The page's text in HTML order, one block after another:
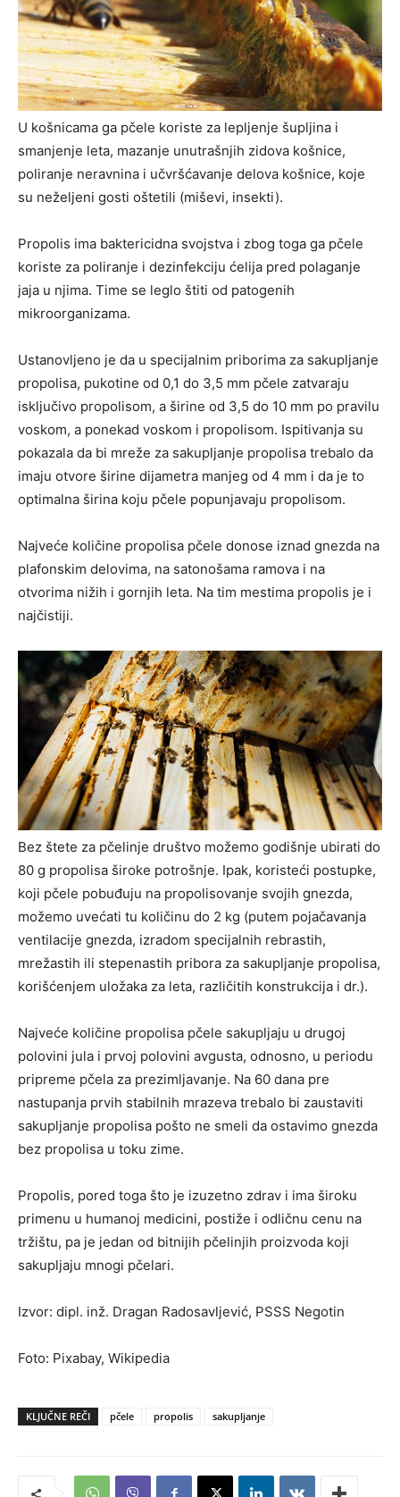
U košnicama ga pčele koriste za lepljenje šupljina i
smanjenje leta, mazanje unutrašnjih zidova košnice,
poliranje neravnina i učvršćavanje delova košnice, koje
su neželjeni gosti oštetili (miševi, insekti).
Propolis ima baktericidna svojstva i zbog toga ga pčele
koriste za poliranje i dezinfekciju ćelija pred polaganje
jaja u njima. Time se leglo štiti od patogenih
mikroorganizama.
Ustanovljeno je da u specijalnim priborima za sakupljanje
propolisa, pukotine od 0,1 do 3,5 mm pčele zatvaraju
isključivo propolisom, a širine od 3,5 do 10 mm po pravilu
voskom, a ponekad voskom i propolisom. Ispitivanja su
pokazala da bi mreže za sakupljanje propolisa trebalo da
imaju otvore širine dijametra manjeg od 4 mm i da je to
optimalna širina koju pčele popunjavaju propolisom.
Najveće količine propolisa pčele donose iznad gnezda na
plafonskim delovima, na satonošama ramova i na
otvorima nižih i gornjih leta. Na tim mestima propolis je i
najčistiji.
Bez štete za pčelinje društvo možemo godišnje ubirati do
80 g propolisa široke potrošnje. Ipak, koristeći postupke,
koji pčele pobuđuju na propolisovanje svojih gnezda,
možemo uvećati tu količinu do 2 kg (putem pojačavanja
ventilacije gnezda, izradom specijalnih rebrastih,
mrežastih ili stepenastih pribora za sakupljanje propolisa,
korišćenjem uložaka za leta, različitih konstrukcija i dr.).
Najveće količine propolisa pčele sakupljaju u drugoj
polovini jula i prvoj polovini avgusta, odnosno, u periodu
pripreme pčela za prezimljavanje. Na 60 dana pre
nastupanja prvih stabilnih mrazeva trebalo bi zaustaviti
sakupljanje propolisa pošto ne smeli da ostavimo gnezda
bez propolisa u toku zime.
Propolis, pored toga što je izuzetno zdrav i ima široku
primenu u humanoj medicini, postiže i odličnu cenu na
tržištu, pa je jedan od bitnijih pčelinjih proizvoda koji
sakupljaju mnogi pčelari.
Izvor: dipl. inž. Dragan Radosavljević, PSSS Negotin
Foto: Pixabay, Wikipedia
KLJUČNE REČI pčele propolis sakupljanje